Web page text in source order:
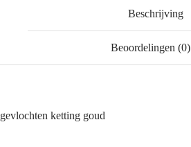
Beschrijving
Beoordelingen (0)
gevlochten ketting goud